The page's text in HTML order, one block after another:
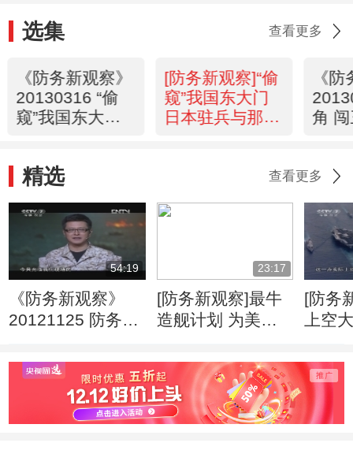
选集 查看更多
《防务新观察》
20130316 “偷
窥”我国东大门
[防务新观察]“偷
窥”我国东大门
日本驻兵与那国
《
角
精选 查看更多
54:19
《防务新观察》
20121125 防务精
23:17
[防务新观察]最牛
造舰计划 为美战
（20120422）
[防务
上空
察